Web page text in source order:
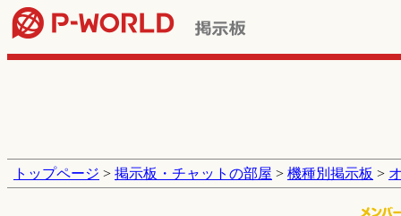
トップページ > 掲示板・チャットの部屋 > 機種別掲示板 >